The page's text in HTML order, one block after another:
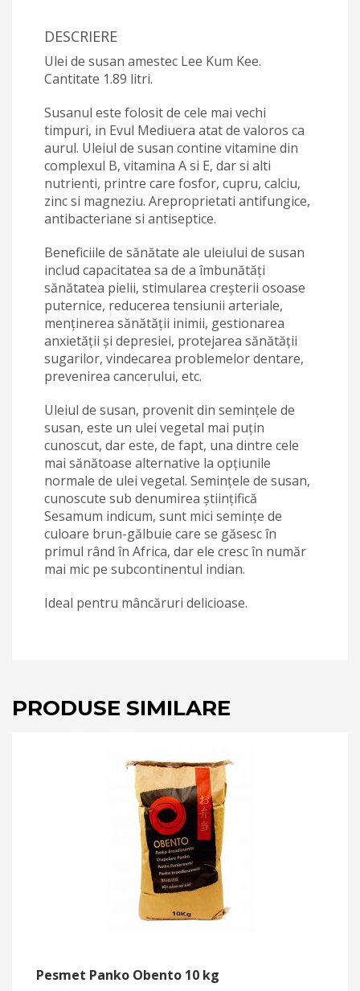
DESCRIERE
Ulei de susan amestec Lee Kum Kee.
Cantitate 1.89 litri.
Susanul este folosit de cele mai vechi
timpuri, in Evul Mediuera atat de valoros ca
aurul. Uleiul de susan contine vitamine din
complexul B, vitamina A si E, dar si alti
nutrienti, printre care fosfor, cupru, calciu,
zinc si magneziu. Areproprietati antifungice,
antibacteriane si antiseptice.
Beneficiile de sănătate ale uleiului de susan
includ capacitatea sa de a îmbunătăți
sănătatea pielii, stimularea creșterii osoase
puternice, reducerea tensiunii arteriale,
menținerea sănătății inimii, gestionarea
anxietății și depresiei, protejarea sănătății
sugarilor, vindecarea problemelor dentare,
prevenirea cancerului, etc.
Uleiul de susan, provenit din semințele de
susan, este un ulei vegetal mai puțin
cunoscut, dar este, de fapt, una dintre cele
mai sănătoase alternative la opțiunile
normale de ulei vegetal. Semințele de susan,
cunoscute sub denumirea științifică
Sesamum indicum, sunt mici semințe de
culoare brun-gălbuie care se găsesc în
primul rând în Africa, dar ele cresc în număr
mai mic pe subcontinentul indian.
Ideal pentru mâncăruri delicioase.
PRODUSE SIMILARE
Pesmet Panko Obento 10 kg